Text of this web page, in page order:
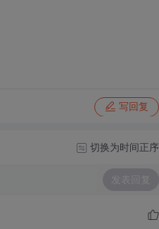
写回复
切换为时间正序
发表回复